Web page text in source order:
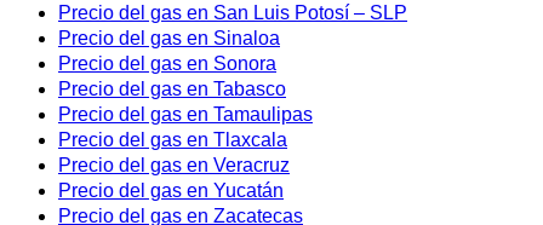
Precio del gas en San Luis Potosí – SLP
Precio del gas en Sinaloa
Precio del gas en Sonora
Precio del gas en Tabasco
Precio del gas en Tamaulipas
Precio del gas en Tlaxcala
Precio del gas en Veracruz
Precio del gas en Yucatán
Precio del gas en Zacatecas